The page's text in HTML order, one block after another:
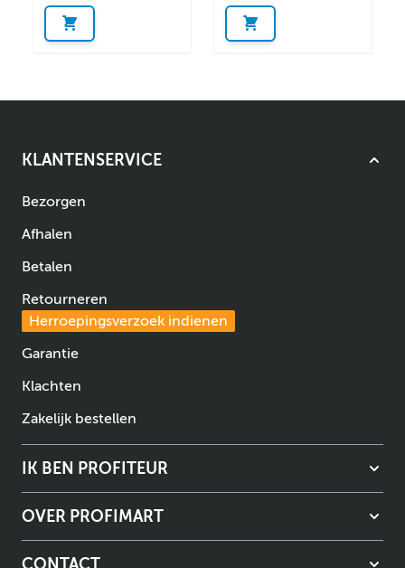
KLANTENSERVICE
Bezorgen
Afhalen
Betalen
Retourneren
Herroepingsverzoek indienen
Garantie
Klachten
Zakelijk bestellen
IK BEN PROFITEUR
OVER PROFIMART